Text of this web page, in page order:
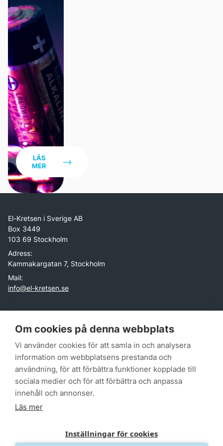
LÄS
MER
El-Kretsen i Sverige AB
Box 3449
103 69 Stockholm
Adress:
Kammakargatan 7, Stockholm
Mail:
info@el-kretsen.se
branschorganisationer för elektronik- och batteriproducenter i
Sverige. Vår uppgift är att hjälpa dem uppfylla sitt
producentansvar genom att erbjuda ett rikstäckande
insamlingssystem av elektroniska produkter. Utöver det
fungerar vi som ett centrum för kunskap tack vare den data vi
har som beskriver historia, nuläge och trend kring insamling
och hantering av elavfall och batterier.
Om cookies på denna webbplats
Vi använder cookies för att samla in och analysera
information om webbplatsens prestanda och
användning, för att förbättra funktioner kopplade till
sociala medier och för att förbättra och anpassa
innehåll och annonser.
Läs mer
Inställningar för cookies